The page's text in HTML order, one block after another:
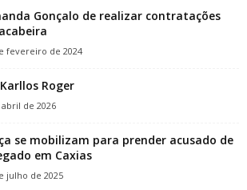
Gonçalo de realizar contratações
fevereiro de 2024
Roger
de 2026
se mobilizam para prender acusado de
em Caxias
julho de 2025